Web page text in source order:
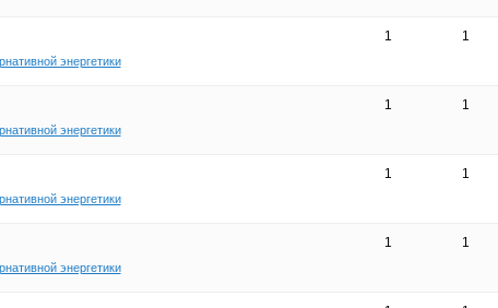
энергетики
1 1
энергетики
1 1
энергетики
1 1
энергетики
1 1